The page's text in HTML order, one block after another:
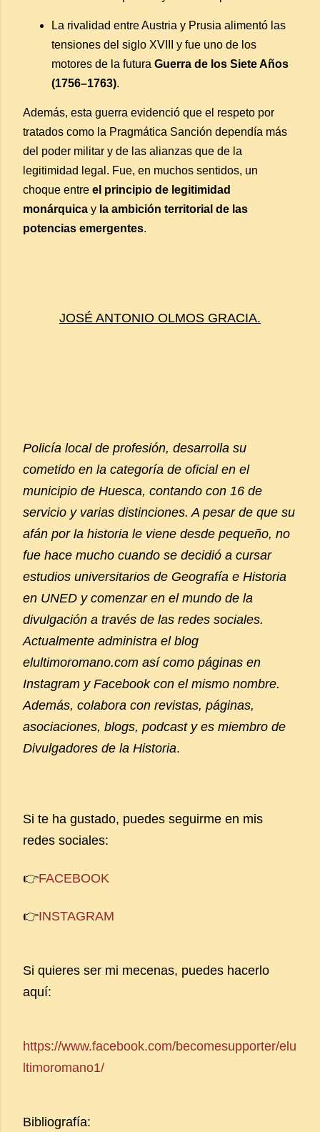
La rivalidad entre Austria y Prusia alimentó las
tensiones del siglo XVIII y fue uno de los
motores de la futura Guerra de los Siete Años
(1756–1763).
Además, esta guerra evidenció que el respeto por
tratados como la Pragmática Sanción dependía más
del poder militar y de las alianzas que de la
legitimidad legal. Fue, en muchos sentidos, un
choque entre el principio de legitimidad
monárquica y la ambición territorial de las
potencias emergentes.
JOSÉ ANTONIO OLMOS GRACIA.
Policía local de profesión, desarrolla su
cometido en la categoría de oficial en el
municipio de Huesca, contando con 16 de
servicio y varias distinciones. A pesar de que su
afán por la historia le viene desde pequeño, no
fue hace mucho cuando se decidió a cursar
estudios universitarios de Geografía e Historia
en UNED y comenzar en el mundo de la
divulgación a través de las redes sociales.
Actualmente administra el blog
elultimoromano.com así como páginas en
Instagram y Facebook con el mismo nombre.
Además, colabora con revistas, páginas,
asociaciones, blogs, podcast y es miembro de
Divulgadores de la Historia.
Si te ha gustado, puedes seguirme en mis
redes sociales:
👉FACEBOOK
👉INSTAGRAM
Si quieres ser mi mecenas, puedes hacerlo
aquí:
https://www.facebook.com/becomesupporter/elu
ltimoromano1/
Bibliografía: